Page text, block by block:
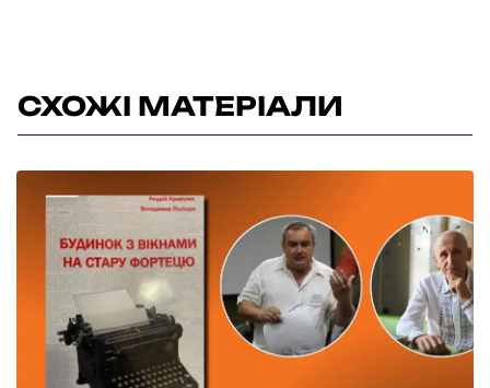
СХОЖІ МАТЕРІАЛИ